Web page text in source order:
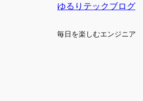
ゆるりテックブログ
毎日を楽しむエンジニア